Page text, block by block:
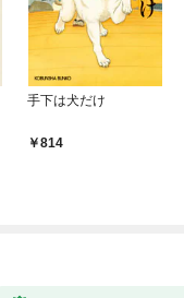
手下は犬だけ
814